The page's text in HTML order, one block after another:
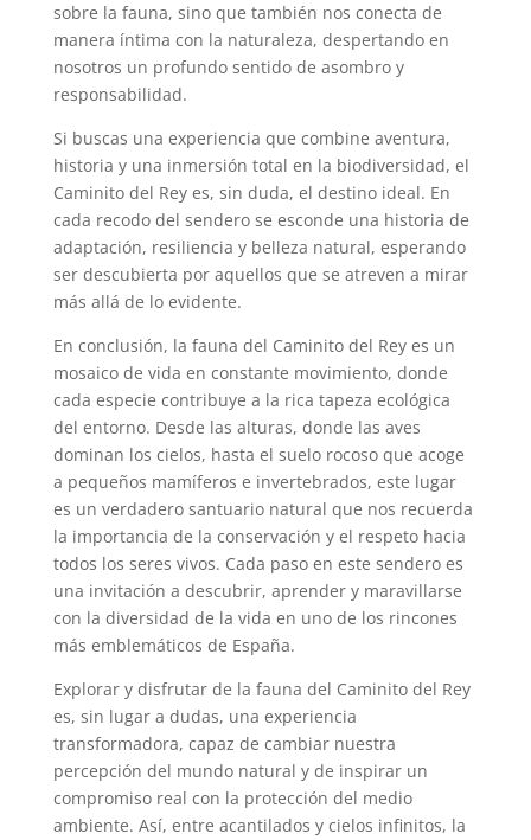
sobre la fauna, sino que también nos conecta de
manera íntima con la naturaleza, despertando en
nosotros un profundo sentido de asombro y
responsabilidad.
Si buscas una experiencia que combine aventura,
historia y una inmersión total en la biodiversidad, el
Caminito del Rey es, sin duda, el destino ideal. En
cada recodo del sendero se esconde una historia de
adaptación, resiliencia y belleza natural, esperando
ser descubierta por aquellos que se atreven a mirar
más allá de lo evidente.
En conclusión, la fauna del Caminito del Rey es un
mosaico de vida en constante movimiento, donde
cada especie contribuye a la rica tapeza ecológica
del entorno. Desde las alturas, donde las aves
dominan los cielos, hasta el suelo rocoso que acoge
a pequeños mamíferos e invertebrados, este lugar
es un verdadero santuario natural que nos recuerda
la importancia de la conservación y el respeto hacia
todos los seres vivos. Cada paso en este sendero es
una invitación a descubrir, aprender y maravillarse
con la diversidad de la vida en uno de los rincones
más emblemáticos de España.
Explorar y disfrutar de la fauna del Caminito del Rey
es, sin lugar a dudas, una experiencia
transformadora, capaz de cambiar nuestra
percepción del mundo natural y de inspirar un
compromiso real con la protección del medio
ambiente. Así, entre acantilados y cielos infinitos, la